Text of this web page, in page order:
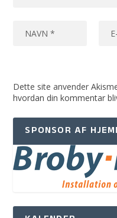
Dette site anvender
hvordan din kommentar
SPONSOR AF